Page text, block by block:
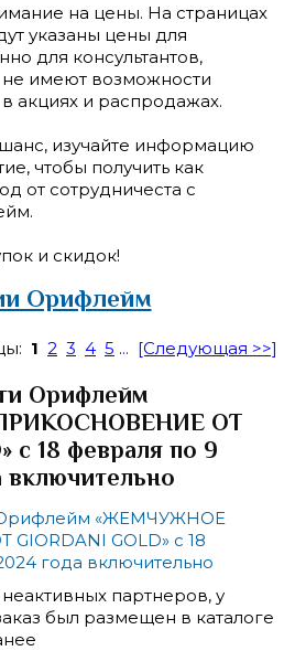
на цены. На страницах
указаны цены для
для консультантов,
не имеют возможности
акциях и распродажах.
изучайте информацию
чтобы получить как
от сотрудничеста с
и скидок!
Орифлейм
1 2 3 4 5 ... [Следующая >>]
Орифлейм
ОТ
с 18 февраля по 9
включительно
партнеров, у
был размещен в каталоге